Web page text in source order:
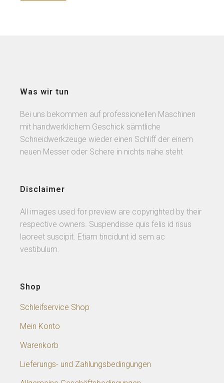
Was wir tun
Bei uns bekommen auf professionellen Maschinen
mit handwerklichem Geschick sämtliche
Schneidwerkzeuge wieder einen Schliff der einem
neuen Messer oder Schere in nichts nahe steht
Disclaimer
All images used for preview are copyrighted by their
respective owners. Suspendisse quis felis id risus
laoreet suscipit. Etiam tincidunt id sem ac
vestibulum.
Shop
Schleifservice Shop
Mein Konto
Warenkorb
Lieferungs- und Zahlungsbedingungen